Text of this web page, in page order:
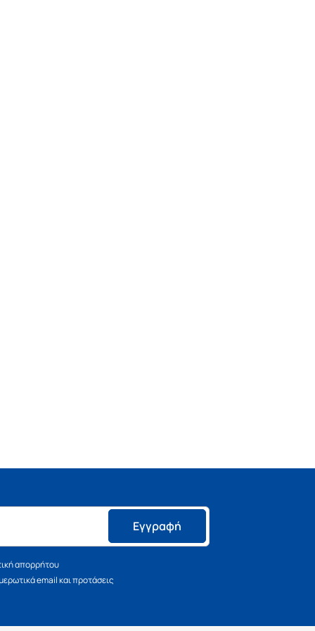
Εγγραφή
απορρήτου
email και προτάσεις